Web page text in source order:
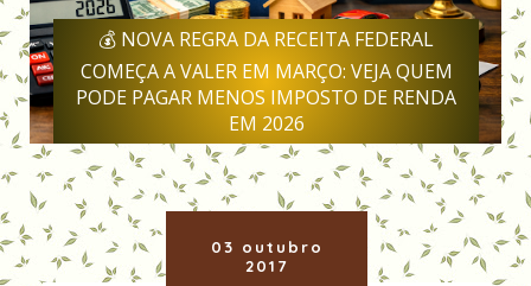
💰 NOVA REGRA DA RECEITA FEDERAL
COMEÇA A VALER EM MARÇO: VEJA QUEM
PODE PAGAR MENOS IMPOSTO DE RENDA
EM 2026
03 outubro
2017